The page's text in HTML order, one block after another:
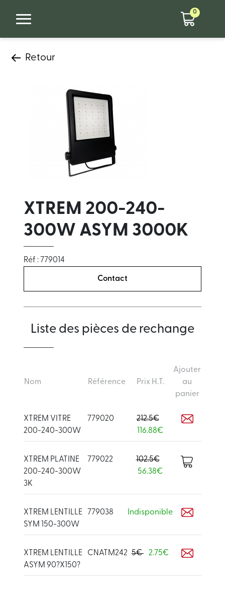
0
Retour
XTREM 200-240-
300W ASYM 3000K
Réf : 779014
Contact
Liste des pièces de rechange
Nom Référence Prix H.T.
Ajouter
au
panier
XTREM VITRE
200-240-300W
779020
212.5€
116.88€
XTREM PLATINE
200-240-300W
3K
779022
102.5€
56.38€
XTREM LENTILLE
SYM 150-300W
779038 Indisponible
XTREM LENTILLE
ASYM 90?X150?
CNATM242 5€ 2.75€